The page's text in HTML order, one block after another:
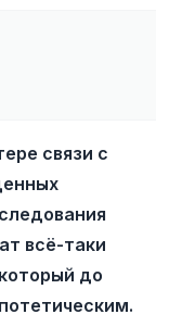
связи с
всё-таки
до